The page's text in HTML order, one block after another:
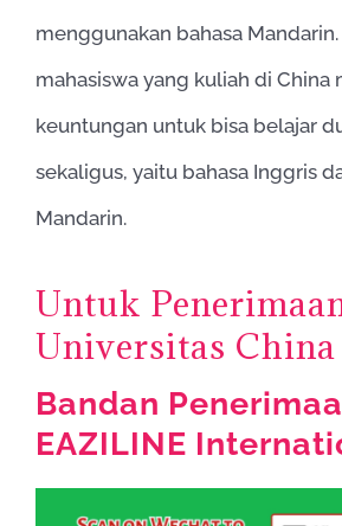
menggunakan bahasa
mahasiswa yang kuliah di China
keuntungan untuk bisa belajar
sekaligus, yaitu bahasa Inggris
Mandarin.
Untuk
Universitas
Bandan
EAZILINE